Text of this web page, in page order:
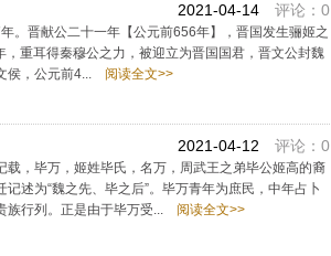
2021-04-14评论：0
。晋献公二十一年【公元前656年】，晋国发生骊姬之
重耳得秦穆公之力，被迎立为晋国国君，晋文公封魏
侯，公元前4...
阅读全文>>
2021-04-12 评论：0
，毕万，姬姓毕氏，名万，周武王之弟毕公姬高的裔
述为“魏之先、毕之后”。毕万青年为庶民，中年占卜
族行列。正是由于毕万受...
阅读全文>>